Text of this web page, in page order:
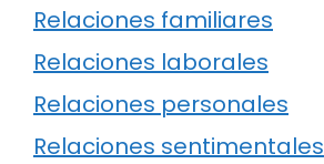
Relaciones familiares
Relaciones laborales
Relaciones personales
Relaciones sentimentales